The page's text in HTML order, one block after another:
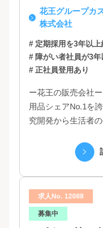
福岡花王グループカ
株式会社
# 定期採用を3年以上
# 障がい者社員が3
# 正社員登用あり
ー花王の販売会社ー 【事業内容】 国内日
用品シェアNo.1を
究開発から生活者
で、情報のスピー
求人No. 12088
募集中